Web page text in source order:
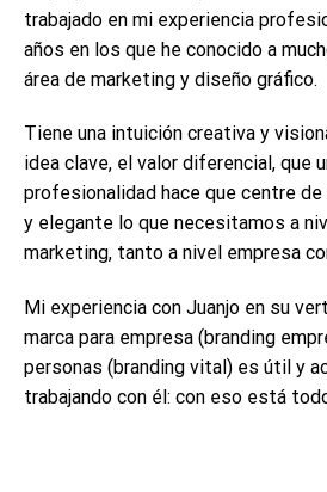
trabajado en mi experiencia
años en los que he conocido a
área de marketing y diseño gráfico.
Tiene una intuición creativa y
idea clave, el valor diferencial, que
profesionalidad hace que centre de
y elegante lo que necesitamos a
marketing, tanto a nivel empresa
Mi experiencia con Juanjo en su
marca para empresa (branding
personas (branding vital) es útil y
trabajando con él: con eso está